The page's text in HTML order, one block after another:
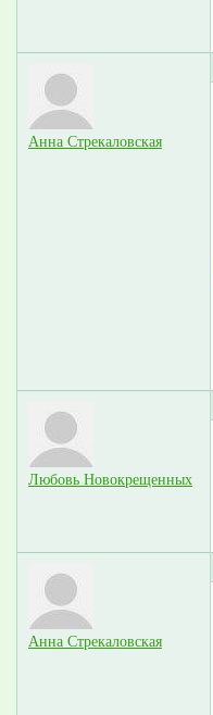
Анна Стрекаловская
Любовь Новокрещенных
Анна Стрекаловская